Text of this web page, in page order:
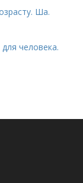
Ша.
человека.